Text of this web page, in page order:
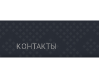
КОНТАКТЫ